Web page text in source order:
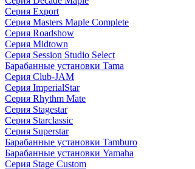
Серия Export
Серия Masters Maple Complete
Серия Roadshow
Серия Midtown
Серия Session Studio Select
Барабанные установки Tama
Серия Club-JAM
Серия ImperialStar
Серия Rhythm Mate
Серия Stagestar
Серия Starclassic
Серия Superstar
Барабанные установки Tamburo
Барабанные установки Yamaha
Серия Stage Custom